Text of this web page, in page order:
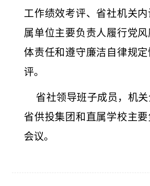
工作绩效考评、省社机关
属单位主要负责人履行党
体责任和遵守廉洁自律规定
评。
省社领导班子成员，机关
省供投集团和直属学校主要
会议。